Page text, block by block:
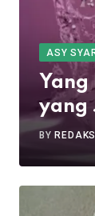
ASY
yang
BY